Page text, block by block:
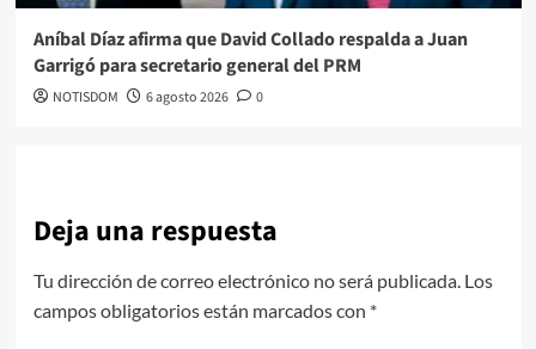
Aníbal Díaz afirma que David Collado respalda a Juan
Garrigó para secretario general del PRM
NOTISDOM 6 agosto 2026 0
Deja una respuesta
Tu dirección de correo electrónico no será publicada. Los
campos obligatorios están marcados con *